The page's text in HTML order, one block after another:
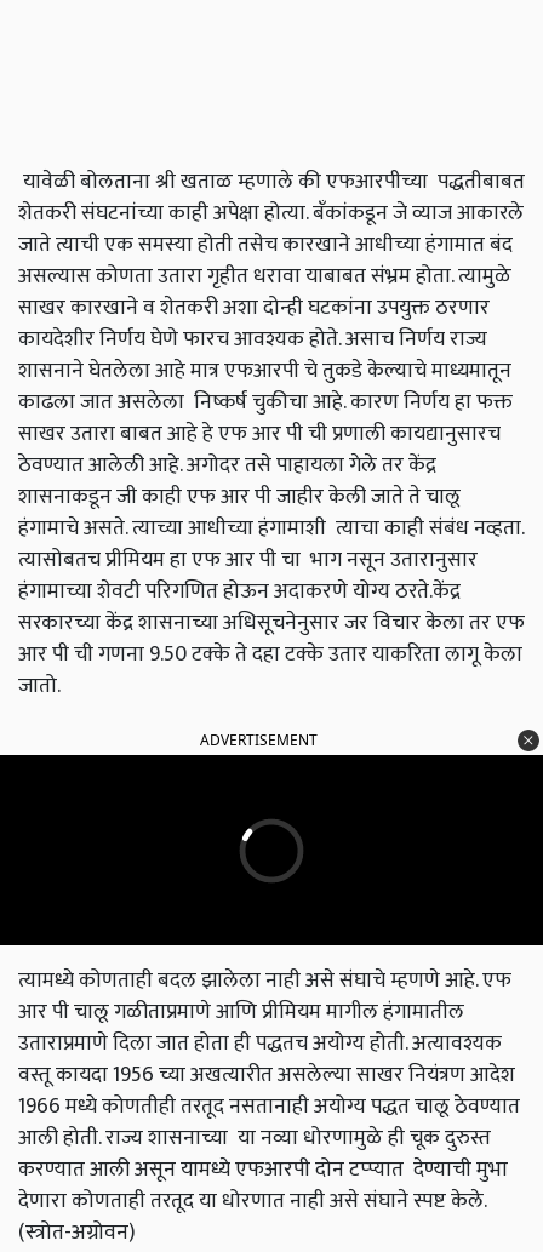
यावेळी बोलताना श्री खताळ म्हणाले की एफआरपीच्या पद्धतीबाबत
शेतकरी संघटनांच्या काही अपेक्षा होत्या. बँकांकडून जे व्याज आकारले
जाते त्याची एक समस्या होती तसेच कारखाने आधीच्या हंगामात बंद
असल्यास कोणता उतारा गृहीत धरावा याबाबत संभ्रम होता. त्यामुळे
साखर कारखाने व शेतकरी अशा दोन्ही घटकांना उपयुक्त ठरणार
कायदेशीर निर्णय घेणे फारच आवश्यक होते. असाच निर्णय राज्य
शासनाने घेतलेला आहे मात्र एफआरपी चे तुकडे केल्याचे माध्यमातून
काढला जात असलेला निष्कर्ष चुकीचा आहे. कारण निर्णय हा फक्त
साखर उतारा बाबत आहे हे एफ आर पी ची प्रणाली कायद्यानुसारच
ठेवण्यात आलेली आहे. अगोदर तसे पाहायला गेले तर केंद्र
शासनाकडून जी काही एफ आर पी जाहीर केली जाते ते चालू
हंगामाचे असते. त्याच्या आधीच्या हंगामाशी त्याचा काही संबंध नव्हता.
त्यासोबतच प्रीमियम हा एफ आर पी चा भाग नसून उतारानुसार
हंगामाच्या शेवटी परिगणित होऊन अदाकरणे योग्य ठरते.केंद्र
सरकारच्या केंद्र शासनाच्या अधिसूचनेनुसार जर विचार केला तर एफ
आर पी ची गणना 9.50 टक्के ते दहा टक्के उतार याकरिता लागू केला
जातो.
ADVERTISEMENT
त्यामध्ये कोणताही बदल झालेला नाही असे संघाचे म्हणणे आहे. एफ
आर पी चालू गळीताप्रमाणे आणि प्रीमियम मागील हंगामातील
उताराप्रमाणे दिला जात होता ही पद्धतच अयोग्य होती. अत्यावश्यक
वस्तू कायदा 1956 च्या अखत्यारीत असलेल्या साखर नियंत्रण आदेश
1966 मध्ये कोणतीही तरतूद नसतानाही अयोग्य पद्धत चालू ठेवण्यात
आली होती. राज्य शासनाच्या या नव्या धोरणामुळे ही चूक दुरुस्त
करण्यात आली असून यामध्ये एफआरपी दोन टप्प्यात देण्याची मुभा
देणारा कोणताही तरतूद या धोरणात नाही असे संघाने स्पष्ट केले.
(स्त्रोत-अग्रोवन)